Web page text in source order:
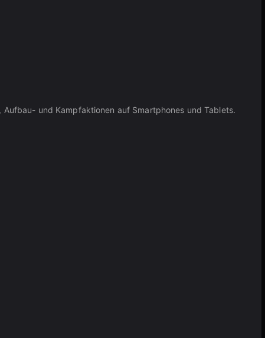
und Kampfaktionen auf Smartphones und Tablets.